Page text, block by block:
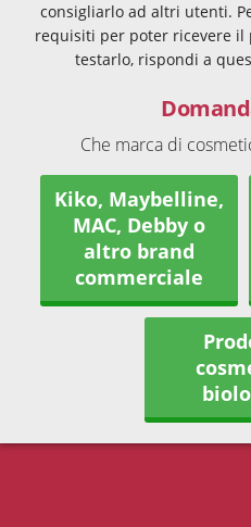
consigliarlo ad altri utenti.
requisiti per poter ricevere il
testarlo, rispondi a
Che marca di
Kiko, Maybelline,
MAC, Debby o
altro brand
commerciale